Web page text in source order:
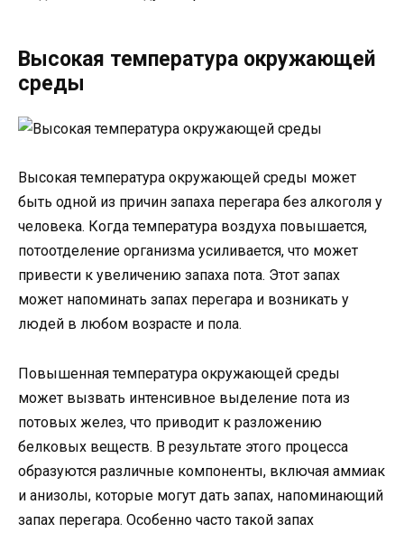
Высокая температура окружающей
среды
Высокая температура окружающей среды может
быть одной из причин запаха перегара без алкоголя у
человека. Когда температура воздуха повышается,
потоотделение организма усиливается, что может
привести к увеличению запаха пота. Этот запах
может напоминать запах перегара и возникать у
людей в любом возрасте и пола.
Повышенная температура окружающей среды
может вызвать интенсивное выделение пота из
потовых желез, что приводит к разложению
белковых веществ. В результате этого процесса
образуются различные компоненты, включая аммиак
и анизолы, которые могут дать запах, напоминающий
запах перегара. Особенно часто такой запах